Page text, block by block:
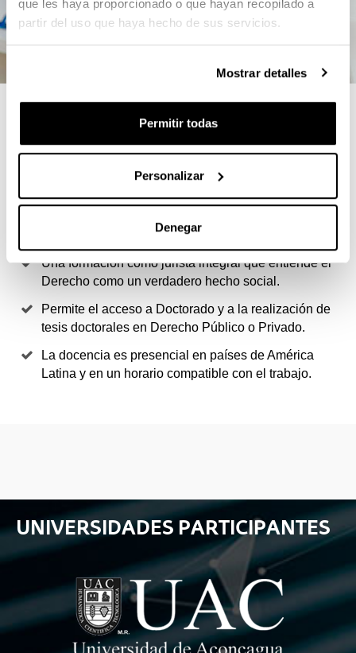
que les haya proporcionado o que hayan recopilado a
partir del uso que haya hecho de sus servicios.
Mostrar detalles
Permitir todas
Personalizar
Denegar
4 RAZONES PARA ELEGIR ESTE
MÁSTER
Responder a las exigencias de formación del o la
jurista actual que pueda colaborar en las reformas
Una formación como jurista integral que entiende el
Derecho como un verdadero hecho social.
Permite el acceso a Doctorado y a la realización de
tesis doctorales en Derecho Público o Privado.
La docencia es presencial en países de América
Latina y en un horario compatible con el trabajo.
UNIVERSIDADES PARTICIPANTES